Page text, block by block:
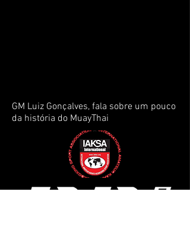
GM Luiz Gonçalves, fala sobre um pouco
da história do MuayThai